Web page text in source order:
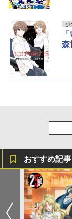
少
森
おすすめ記事